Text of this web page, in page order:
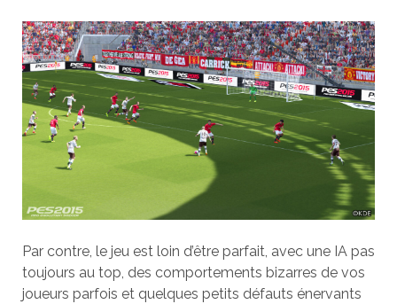
Par contre, le jeu est loin d’être parfait, avec une IA pas
toujours au top, des comportements bizarres de vos
joueurs parfois et quelques petits défauts énervants